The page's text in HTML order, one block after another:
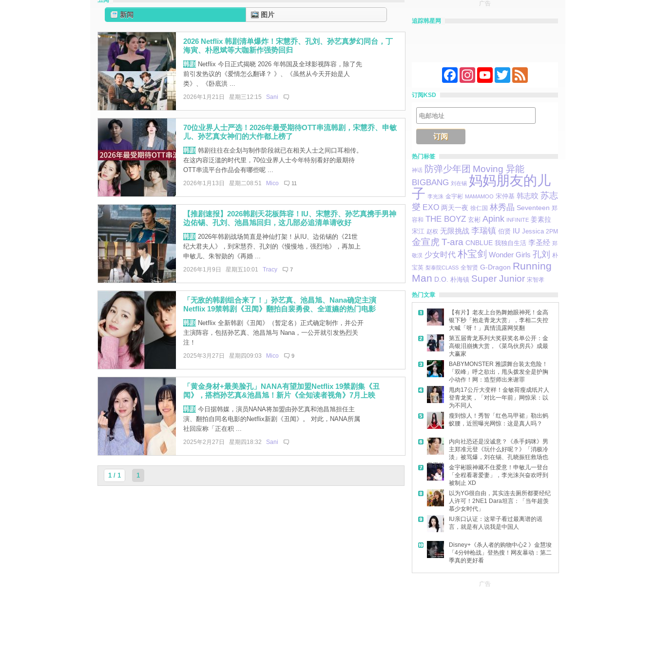
新闻 图片
2026 Netflix 韩剧清单爆炸！宋慧乔、孔刘、孙艺真梦幻同台，丁
海寅、朴恩斌等大咖新作强势回归
韩剧 Netflix 今日正式揭晓 2026 年韩国及全球影视阵容，除了先
前引发热议的《爱情怎么翻译？ 》、《虽然从今天开始是人
类》、《卧底洪 ...
2026年1月21日 星期三12:15 Sani
70位业界人士严选！2026年最受期待OTT串流韩剧，宋慧乔、申敏
儿、孙艺真女神们的大作都上榜了
韩剧 韩剧往往在企划与制作阶段就已在相关人士之间口耳相传。
在这内容泛滥的时代里，70位业界人士今年特别看好的最期待
OTT串流平台作品会有哪些呢 ...
2026年1月13日 星期二08:51 Mico 11
【推剧速报】2026韩剧天花板阵容！IU、宋慧乔、孙艺真携手男神
边佑锡、孔刘、池昌旭回归，这几部必追清单请收好
韩剧 2026年韩剧战场简直是神仙打架！从IU、边佑锡的《21世
纪大君夫人》，到宋慧乔、孔刘的《慢慢地，强烈地》，再加上
申敏儿、朱智勋的《再婚 ...
2026年1月9日 星期五10:01 Tracy 7
「无敌的韩剧组合来了！」孙艺真、池昌旭、Nana确定主演
Netflix 19禁韩剧《丑闻》翻拍自裴勇俊、全道嬿的热门电影
韩剧 Netflix 全新韩剧《丑闻》（暂定名）正式确定制作，并公开
主演阵容，包括孙艺真、池昌旭与 Nana，一公开就引发热烈关
注！
2025年3月27日 星期四09:03 Mico 9
「黄金身材+最美脸孔」NANA有望加盟Netflix 19禁剧集《丑
闻》，搭档孙艺真&池昌旭！新片《全知读者视角》7月上映
韩剧 今日据韩媒，演员NANA将加盟由孙艺真和池昌旭担任主
演、翻拍自同名电影的Netflix新剧《丑闻》。 对此，NANA所属
社回应称「正在积 ...
2025年2月27日 星期四18:32 Sani
1 / 1 1
广告
追踪韩星网
FacebookInstagramYouTubeTwitterFeed
订阅KSD
热门标签
神话 防弹少年团 Moving 异能
BIGBANG 刘在锡 妈妈朋友的儿
子 李光洙 金宇彬 MAMAMOO 宋仲基 韩志旼 苏志
燮 EXO 两天一夜 徐仁国 林秀晶 Seventeen 郑
容和 THE BOYZ 玄彬 Apink INFINITE 姜素拉
宋江 赵权 无限挑战 李瑞镇 伯贤 IU Jessica 2PM
金宣虎 T-ara CNBLUE 我独自生活 李圣经 郑
敬淏 少女时代 朴宝剑 Wonder Girls 孔刘
朴
宝英 梨泰院CLASS 全智贤 G-Dragon Running
Man D.O. 朴海镇 Super Junior 宋智孝
热门文章
【有片】老友上台热舞她眼神死！金高
银下秒「抱走青龙大赏」，李相二失控
大喊「呀！」真情流露网笑翻
第五届青龙系列大奖获奖名单公开：金
高银泪崩擒大赏，《菜鸟伙房兵》成最
大赢家
BABYMONSTER 雅譞舞台装太危险！
「双峰」呼之欲出，甩头拨发全是护胸
小动作！网：造型师出来谢罪
甩肉17公斤大变样！金敏荷瘦成纸片人
登青龙奖，「对比一年前」网惊呆：以
为不同人
瘦到惊人！秀智「红色马甲裙」勒出蚂
蚁腰，近照曝光网惊：这是真人吗？
内向社恐还是没诚意？《杀手妈咪》男
主郑准元登《玩什么好呢？》「消极冷
淡」被骂爆，刘在锡、孔晓振狂救场也
带不动
金宇彬眼神藏不住爱意！申敏儿一登台
「全程看著爱妻」，李光洙兴奋欢呼到
被制止 XD
以为YG很自由，其实连去厕所都要经纪
人许可！2NE1 Dara坦言：「当年超羡
慕少女时代」
IU亲口认证：这辈子看过最离谱的谣
言，就是有人说我是中国人
Disney+《杀人者的购物中心2 》金慧埈
「4分钟枪战」登热搜！网友暴动：第二
季真的更好看
广告